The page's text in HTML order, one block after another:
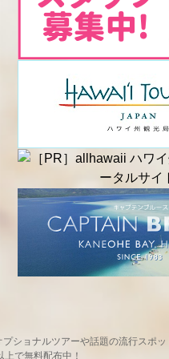
ショナルツアーや話題の流行スポッ
で無料配布中！